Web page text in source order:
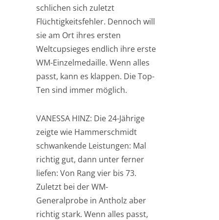
schlichen sich zuletzt
Flüchtigkeitsfehler. Dennoch will
sie am Ort ihres ersten
Weltcupsieges endlich ihre erste
WM-Einzelmedaille. Wenn alles
passt, kann es klappen. Die Top-
Ten sind immer möglich.
VANESSA HINZ: Die 24-Jährige
zeigte wie Hammerschmidt
schwankende Leistungen: Mal
richtig gut, dann unter ferner
liefen: Von Rang vier bis 73.
Zuletzt bei der WM-
Generalprobe in Antholz aber
richtig stark. Wenn alles passt,